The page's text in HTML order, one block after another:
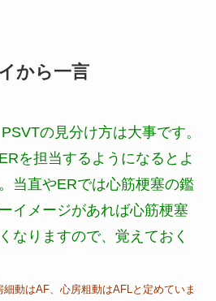
から一言
の見分け方は大事です。
を担当するようになるとよ
当直やERでは心筋梗塞の鑑
イメージがあれば心筋梗塞
なりますので、覚えておく
動はAF、心房粗動はAFLと定めていま